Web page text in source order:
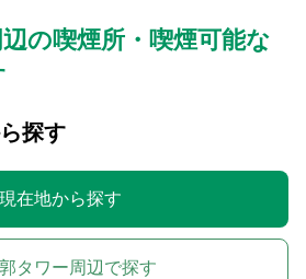
の喫煙所・喫煙可能な
探す
現在地から探す
タワー周辺で探す